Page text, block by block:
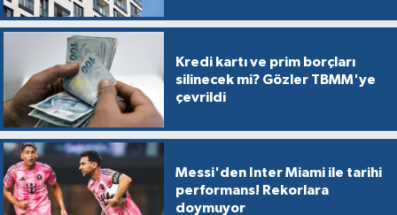
Kredi kartı ve prim borçları
silinecek mi? Gözler TBMM'ye
çevrildi
Messi'den Inter Miami ile tarihi
performans! Rekorlara
doymuyor